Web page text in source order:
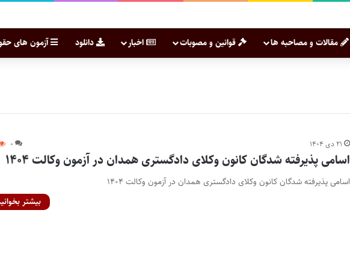
مقالات و مصاحبه ها قوانین و مصوبات اخبار دانلود آزمون های
۲۱ دی ۱۴۰۴ ۰
اسامی پذیرفته شدگان کانون وکلای دادگستری همدان در آزمون وکالت ۱۴۰۴
اسامی پذیرفته شدگان کانون وکلای دادگستری همدان در آزمون وکالت ۱۴۰۴
بیشتر